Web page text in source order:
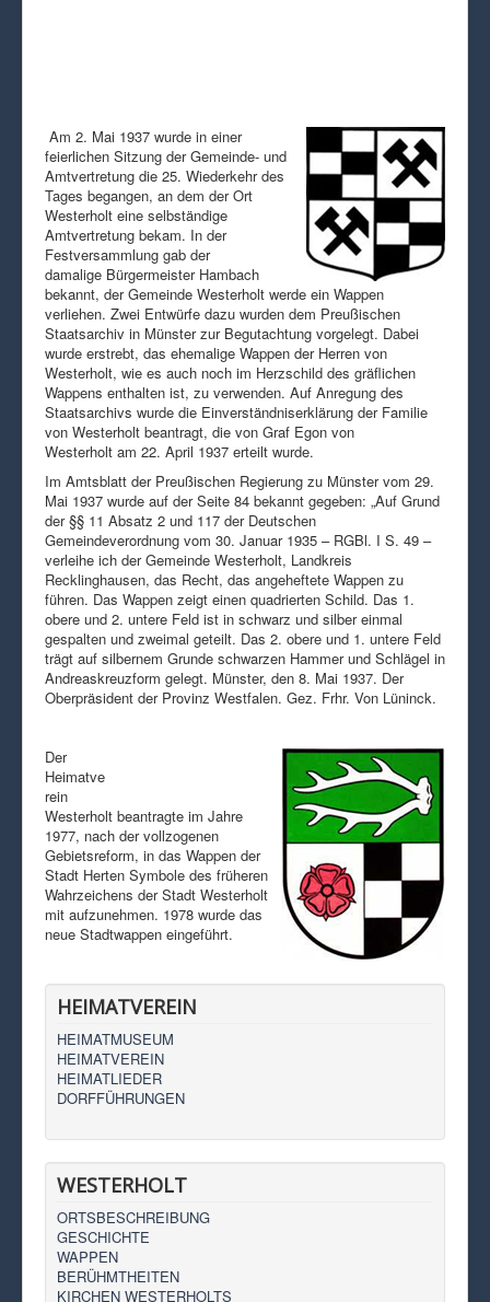
Am 2. Mai 1937 wurde in einer
feierlichen Sitzung der Gemeinde- und
Amtvertretung die 25. Wiederkehr des
Tages begangen, an dem der Ort
Westerholt eine selbständige
Amtvertretung bekam. In der
Festversammlung gab der
damalige Bürgermeister Hambach
bekannt, der Gemeinde Westerholt werde ein Wappen
verliehen. Zwei Entwürfe dazu wurden dem Preußischen
Staatsarchiv in Münster zur Begutachtung vorgelegt. Dabei
wurde erstrebt, das ehemalige Wappen der Herren von
Westerholt, wie es auch noch im Herzschild des gräflichen
Wappens enthalten ist, zu verwenden. Auf Anregung des
Staatsarchivs wurde die Einverständniserklärung der Familie
von Westerholt beantragt, die von Graf Egon von
Westerholt am 22. April 1937 erteilt wurde.
Im Amtsblatt der Preußischen Regierung zu Münster vom 29.
Mai 1937 wurde auf der Seite 84 bekannt gegeben: „Auf Grund
der §§ 11 Absatz 2 und 117 der Deutschen
Gemeindeverordnung vom 30. Januar 1935 – RGBl. I S. 49 –
verleihe ich der Gemeinde Westerholt, Landkreis
Recklinghausen, das Recht, das angeheftete Wappen zu
führen. Das Wappen zeigt einen quadrierten Schild. Das 1.
obere und 2. untere Feld ist in schwarz und silber einmal
gespalten und zweimal geteilt. Das 2. obere und 1. untere Feld
trägt auf silbernem Grunde schwarzen Hammer und Schlägel in
Andreaskreuzform gelegt. Münster, den 8. Mai 1937. Der
Oberpräsident der Provinz Westfalen. Gez. Frhr. Von Lüninck.
Der
Heimatve
rein
Westerholt beantragte im Jahre
1977, nach der vollzogenen
Gebietsreform, in das Wappen der
Stadt Herten Symbole des früheren
Wahrzeichens der Stadt Westerholt
mit aufzunehmen. 1978 wurde das
neue Stadtwappen eingeführt.
HEIMATVEREIN
HEIMATMUSEUM
HEIMATVEREIN
HEIMATLIEDER
DORFFÜHRUNGEN
WESTERHOLT
ORTSBESCHREIBUNG
GESCHICHTE
WAPPEN
BERÜHMTHEITEN
KIRCHEN WESTERHOLTS